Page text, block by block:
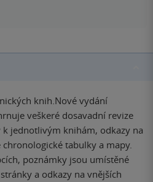
knih.Nové vydání
veškeré dosavadní revize
jednotlivým knihám, odkazy na
tabulky a mapy.
poznámky jsou umístěné
a odkazy na vnějších